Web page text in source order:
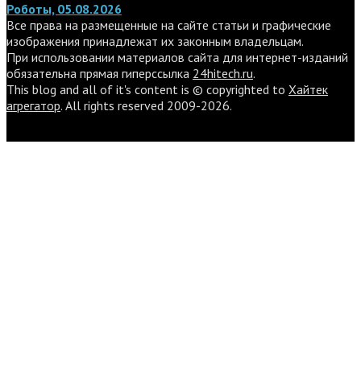
Роботы, 05.08.2026
Все права на размещенные на сайте статьи и графические
изображения принадлежат их законным владельцам.
При использовании материалов сайта для интернет-изданий
обязательна прямая гиперссылка 24hitech.ru.
This blog and all of it's content is © copyrighted to Хайтек
агрегатор. All rights reserved 2009-2026.